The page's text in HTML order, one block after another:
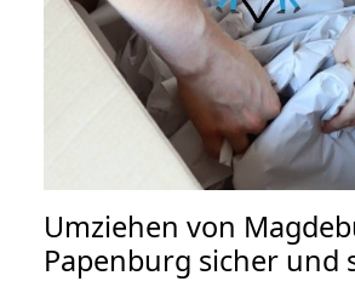
Umziehen von
Papenburg sicher und